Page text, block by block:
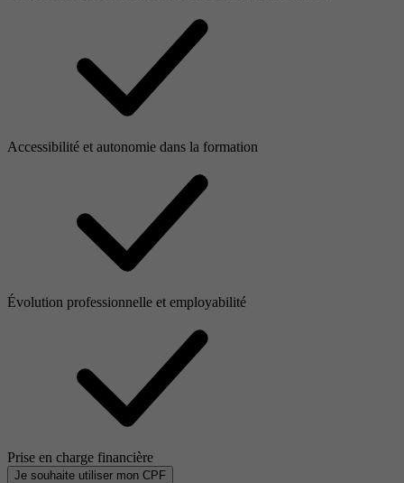
Accessibilité et autonomie dans la formation
Évolution professionnelle et employabilité
Prise en charge financière
Je souhaite utiliser mon CPF